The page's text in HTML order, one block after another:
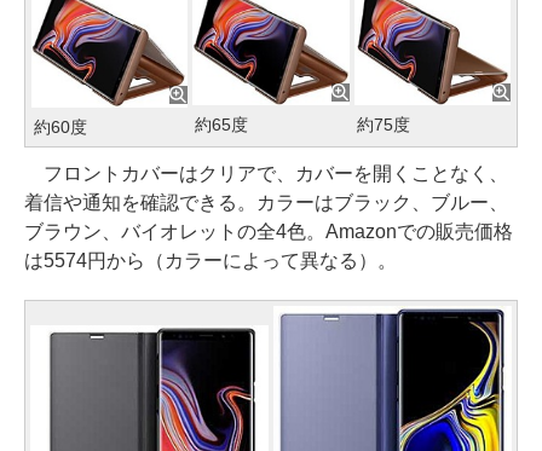
約60度 約65度 約75度
フロントカバーはクリアで、カバーを開くことなく、
着信や通知を確認できる。カラーはブラック、ブルー、
ブラウン、バイオレットの全4色。Amazonでの販売価格
は5574円から（カラーによって異なる）。